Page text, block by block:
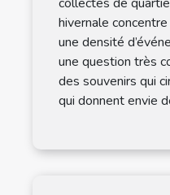
hivernale
une densité
une question très
des souvenirs qui
qui donnent envie